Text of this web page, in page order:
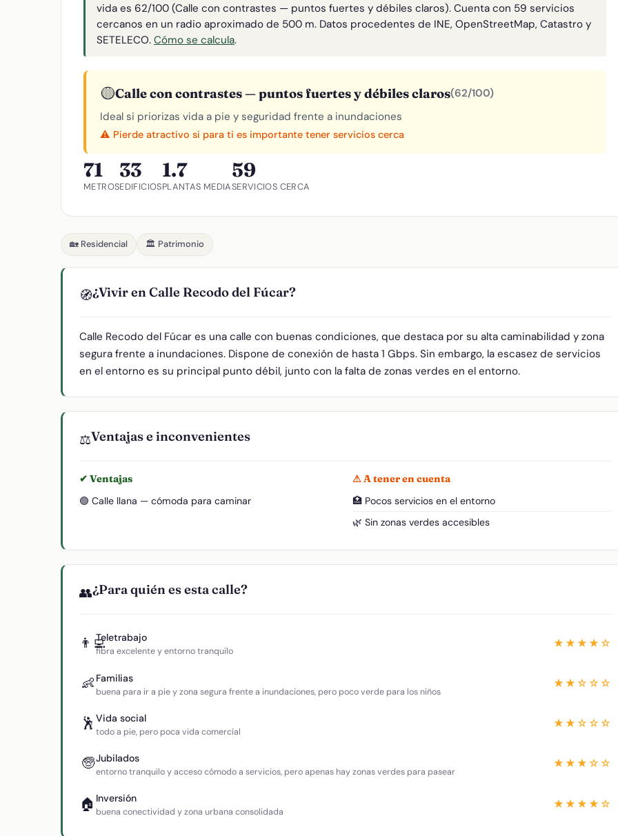
vida es 62/100 (Calle con contrastes — puntos fuertes y débiles claros). Cuenta con 59 servicios
cercanos en un radio aproximado de 500 m. Datos procedentes de INE, OpenStreetMap, Catastro y
SETELECO. Cómo se calcula.
🟡Calle con contrastes — puntos fuertes y débiles claros(62/100)
Ideal si priorizas vida a pie y seguridad frente a inundaciones
⚠️ Pierde atractivo si para ti es importante tener servicios cerca
71
METROS
33
EDIFICIOS
1.7
PLANTAS MEDIA
59
SERVICIOS CERCA
🏡 Residencial 🏛️ Patrimonio
🧭¿Vivir en Calle Recodo del Fúcar?
Calle Recodo del Fúcar es una calle con buenas condiciones, que destaca por su alta caminabilidad y zona
segura frente a inundaciones. Dispone de conexión de hasta 1 Gbps. Sin embargo, la escasez de servicios
en el entorno es su principal punto débil, junto con la falta de zonas verdes en el entorno.
⚖️Ventajas e inconvenientes
✔ Ventajas
🟢 Calle llana — cómoda para caminar
⚠ A tener en cuenta
🏥 Pocos servicios en el entorno
🌿 Sin zonas verdes accesibles
👥¿Para quién es esta calle?
👨‍💻Teletrabajo
fibra excelente y entorno tranquilo
★★★★☆
👶 Familias
buena para ir a pie y zona segura frente a inundaciones, pero poco verde para los niños
★★☆☆☆
🕺 Vida social
todo a pie, pero poca vida comercial
★★☆☆☆
🧓Jubilados
entorno tranquilo y acceso cómodo a servicios, pero apenas hay zonas verdes para pasear
★★★☆☆
🏠 Inversión
buena conectividad y zona urbana consolidada
★★★★☆